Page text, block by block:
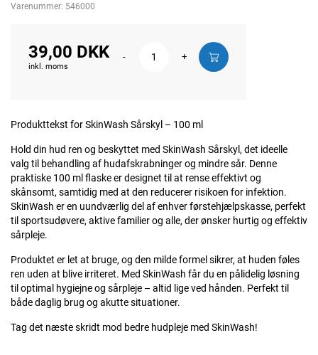
Varenummer: 546000
39,00 DKK
inkl. moms
- +
Produkttekst for SkinWash Sårskyl – 100 ml
Hold din hud ren og beskyttet med SkinWash Sårskyl, det ideelle
valg til behandling af hudafskrabninger og mindre sår. Denne
praktiske 100 ml flaske er designet til at rense effektivt og
skånsomt, samtidig med at den reducerer risikoen for infektion.
SkinWash er en uundværlig del af enhver førstehjælpskasse, perfekt
til sportsudøvere, aktive familier og alle, der ønsker hurtig og effektiv
sårpleje.
Produktet er let at bruge, og den milde formel sikrer, at huden føles
ren uden at blive irriteret. Med SkinWash får du en pålidelig løsning
til optimal hygiejne og sårpleje – altid lige ved hånden. Perfekt til
både daglig brug og akutte situationer.
Tag det næste skridt mod bedre hudpleje med SkinWash!